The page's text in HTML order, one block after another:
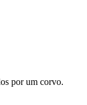
por um corvo.